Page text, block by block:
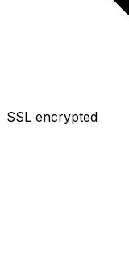
SSL encrypted